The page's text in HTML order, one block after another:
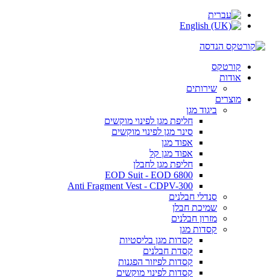
קורטקס
אודות
שירותים
מוצרים
ביגוד מגן
חליפת מגן לפינוי מוקשים
סינר מגן לפינוי מוקשים
אפוד מגן
אפוד מגן קל
חליפת מגן לחבלן
EOD Suit - EOD 6800
Anti Fragment Vest - CDPV-300
סנדלי חבלנים
שמיכת חבלן
מזרון חבלנים
קסדות מגן
קסדות מגן בליסטיות
קסדת חבלנים
קסדות לפיזור הפגנות
קסדות לפינוי מוקשים